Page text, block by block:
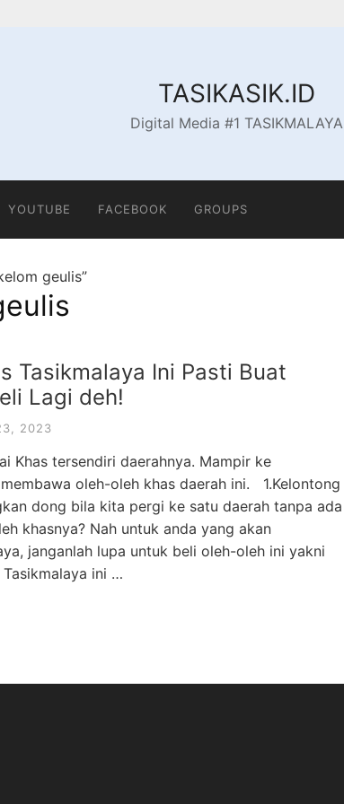
TASIKASIK.ID
Digital Media #1 TASIKMALAYA
YOUTUBE FACEBOOK GROUPS
geulis”
Tasikmalaya Ini Pasti Buat
Lagi deh!
2023
Khas tersendiri daerahnya. Mampir ke
oleh-oleh khas daerah ini. 1.Kelontong
dong bila kita pergi ke satu daerah tanpa ada
khasnya? Nah untuk anda yang akan
janganlah lupa untuk beli oleh-oleh ini yakni
ini …